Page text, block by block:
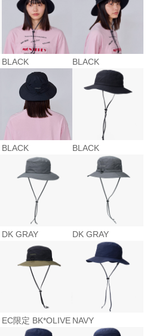
BLACK BLACK
BLACK BLACK
DK GRAY DK GRAY
EC限定 BK*OLIVE NAVY